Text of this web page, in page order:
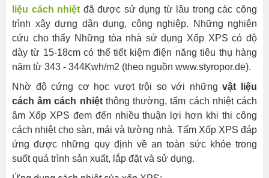
liệu cách nhiệt đã được sử dụng từ lâu trong các công
trình xây dựng dân dụng, công nghiệp. Những nghiên
cứu cho thấy Những tòa nhà sử dụng Xốp XPS có độ
dày từ 15-18cm có thể tiết kiệm điện năng tiêu thụ hàng
năm từ 343 - 344Kwh/m2 (theo nguồn www.styropor.de).
Nhờ độ cứng cơ học vượt trội so với nhữngvật liệu
cách âm cách nhiệtthông thường, tấm cách nhiệt cách
âm Xốp XPS đem đến nhiều thuận lợi hơn khi thi công
cách nhiệt cho sàn, mái và tường nhà. Tấm Xốp XPS đáp
ứng được những quy định về an toàn sức khỏe trong
suốt quá trình sản xuất, lắp đặt và sử dụng.